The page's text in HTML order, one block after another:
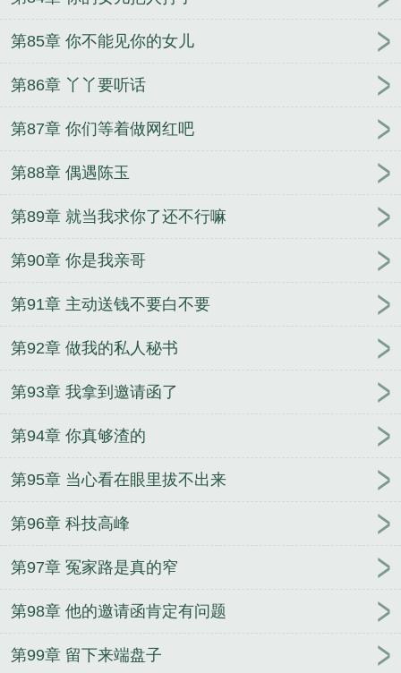
第85章 你不能见你的女儿
第86章 丫丫要听话
第87章 你们等着做网红吧
第88章 偶遇陈玉
第89章 就当我求你了还不行嘛
第90章 你是我亲哥
第91章 主动送钱不要白不要
第92章 做我的私人秘书
第93章 我拿到邀请函了
第94章 你真够渣的
第95章 当心看在眼里拔不出来
第96章 科技高峰
第97章 冤家路是真的窄
第98章 他的邀请函肯定有问题
第99章 留下来端盘子